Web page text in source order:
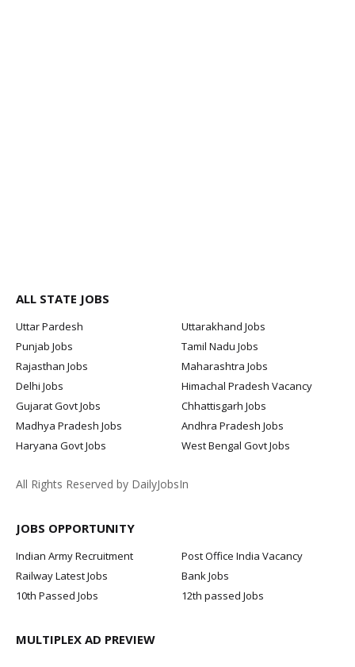
ALL STATE JOBS
Uttar Pardesh
Uttarakhand Jobs
Punjab Jobs
Tamil Nadu Jobs
Rajasthan Jobs
Maharashtra Jobs
Delhi Jobs
Himachal Pradesh Vacancy
Gujarat Govt Jobs
Chhattisgarh Jobs
Madhya Pradesh Jobs
Andhra Pradesh Jobs
Haryana Govt Jobs
West Bengal Govt Jobs
All Rights Reserved by DailyJobsIn
JOBS OPPORTUNITY
Indian Army Recruitment
Post Office India Vacancy
Railway Latest Jobs
Bank Jobs
10th Passed Jobs
12th passed Jobs
MULTIPLEX AD PREVIEW